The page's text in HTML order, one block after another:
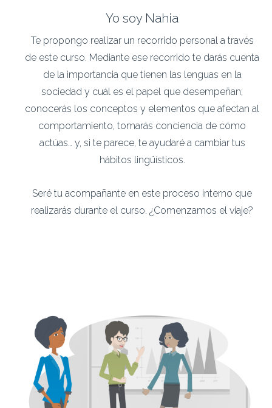
Yo soy Nahia
Te propongo realizar un recorrido personal a través
de este curso. Mediante ese recorrido te darás cuenta
de la importancia que tienen las lenguas en la
sociedad y cuál es el papel que desempeñan;
conocerás los conceptos y elementos que afectan al
comportamiento, tomarás conciencia de cómo
actúas… y, si te parece, te ayudaré a cambiar tus
hábitos lingüísticos.
Seré tu acompañante en este proceso interno que
realizarás durante el curso. ¿Comenzamos el viaje?